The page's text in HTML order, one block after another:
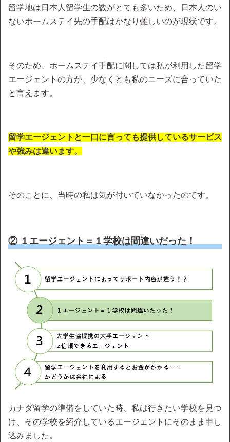
留学地は日本人留学生の数がとても多いため、日本人のい
ないホームステイ先の手配はかなり難しいのが現状です。
そのため、ホームステイ手配に関しては私が利用した留学
エージェントの方が、少なくとも私のニーズに合っていた
と言えます。
留学エージェントと一口に言っても提供しているサービス
や強みは違います。
そのことに、当時の私は気が付いていなかったのです。
② １エージェント＝１学校は間違いだった！
カナダ留学の準備をしていた時、私は行きたい学校を見つ
け、その学校を紹介しているエージェントにそのまま申し
込みました。